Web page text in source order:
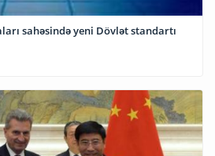
sahəsində yeni Dövlət standartı